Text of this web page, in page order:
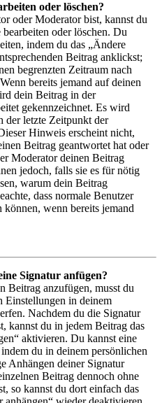
oder löschen?
oder Moderator bist, kannst du
oder löschen. Du
indem du das „Ändere
Beitrag anklickst;
begrenzten Zeitraum nach
bereits jemand auf deinen
dein Beitrag in der
gekennzeichnet. Es wird
der letzte Zeitpunkt der
Hinweis erscheint nicht,
Beitrag geantwortet hat oder
Moderator deinen Beitrag
jedoch, falls sie es für nötig
warum dein Beitrag
dass normale Benutzer
wenn bereits jemand
Signatur anfügen?
Beitrag anzufügen, musst du
Einstellungen in deinem
Nachdem du die Signatur
kannst du in jedem Beitrag das
aktivieren. Du kannst eine
du in deinem persönlichen
Anhängen deiner Signatur
Beitrag dennoch ohne
so kannst du dort einfach das